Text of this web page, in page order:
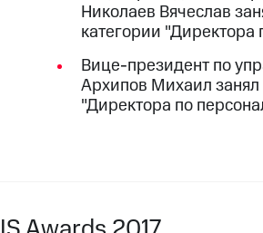
Николаев Вячеслав
категории "Директора
Вице-президент по
Архипов Михаил занял
"Директора по